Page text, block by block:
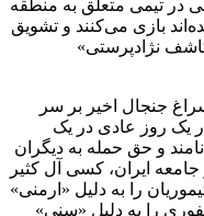
در تیمی متعلق به منطقه
بازی می‌کنند و تشویق
نژادپرستی»
جنجال اخیر بر سر
یک روز عادی در یک
و حق حمله به دیگران
ایران، کسی آل کثیر
را به دلیل «ارمنی»
را به دلیل «سنی»